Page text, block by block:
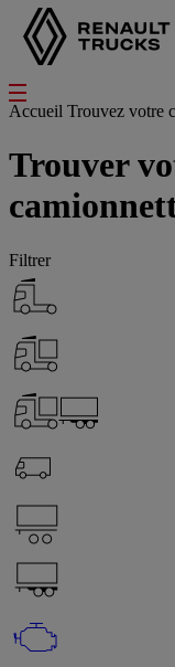
Accueil Trouvez votre
Trouver
Filtrer